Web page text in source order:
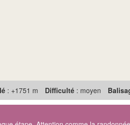
: +1751 m Difficulté : moyen